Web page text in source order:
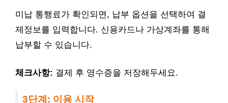
미납 통행료가 확인되면, 납부 옵션을 선택하여 결
제정보를 입력합니다. 신용카드나 가상계좌를 통해
납부할 수 있습니다.
체크사항: 결제 후 영수증을 저장해두세요.
3단계: 이용 시작